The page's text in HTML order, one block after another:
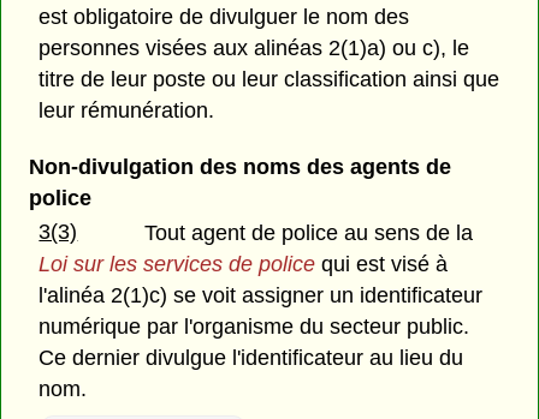
est obligatoire de divulguer le nom des
personnes visées aux alinéas 2(1)a) ou c), le
titre de leur poste ou leur classification ainsi que
leur rémunération.
Non-divulgation des noms des agents de
police
3(3)
Tout agent de police au sens de la
Loi sur les services de police qui est visé à
l'alinéa 2(1)c) se voit assigner un identificateur
numérique par l'organisme du secteur public.
Ce dernier divulgue l'identificateur au lieu du
nom.